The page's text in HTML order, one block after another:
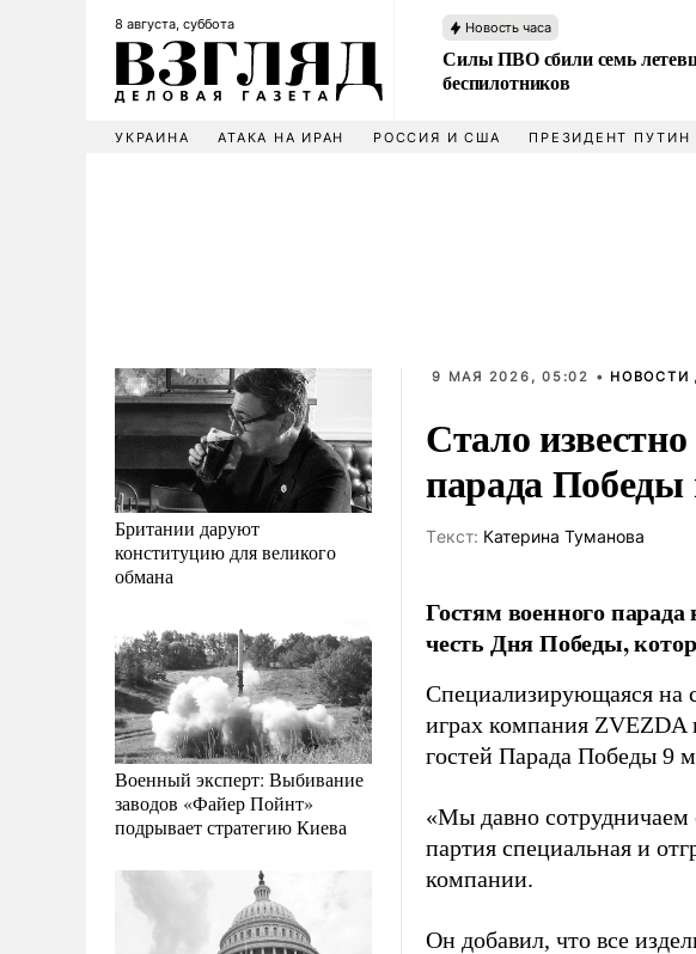
8 августа, суббота Новость часа
Силы ПВО сбили семь
беспилотников
УКРАИНА АТАКА НА ИРАН РОССИЯ И США ПРЕЗИДЕНТ ПУТИН
Британии даруют
конституцию для великого
обмана
Военный эксперт: Выбивание
заводов «Файер Пойнт»
подрывает стратегию Киева
9 МАЯ 2026, 05:02 • НОВОСТИ
Стало
парада
Tекст: Катерина Туманова
Гостям военного
честь Дня Победы,
Специализирующаяся на
играх компания ZVEZDA
гостей Парада Победы 9
«Мы давно сотрудничаем
партия специальная и
компании.
Он добавил, что все